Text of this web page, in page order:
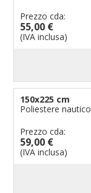
Prezzo cda:
55,00 €
(IVA inclusa)
150x225 cm
Poliestere nautico
Prezzo cda:
59,00 €
(IVA inclusa)